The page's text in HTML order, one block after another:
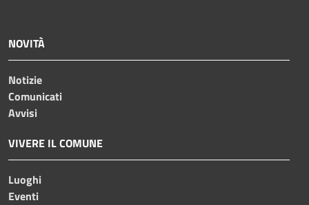
NOVITÀ
Notizie
Comunicati
Avvisi
VIVERE IL COMUNE
Luoghi
Eventi